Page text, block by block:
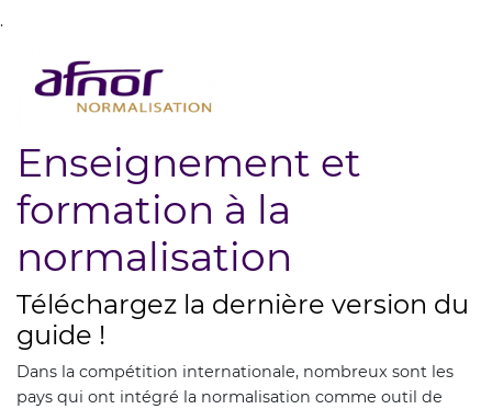
.
Enseignement et
formation à la
normalisation
Téléchargez la dernière version du
guide !
Dans la compétition internationale, nombreux sont les
pays qui ont intégré la normalisation comme outil de